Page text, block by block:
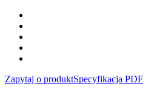
Zapytaj o produktSpecyfikacja PDF